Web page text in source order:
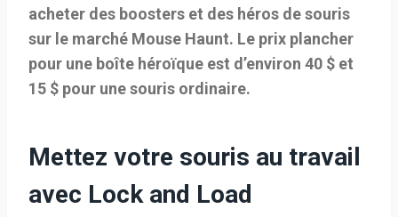
acheter des boosters et des héros de souris
sur le marché Mouse Haunt. Le prix plancher
pour une boîte héroïque est d’environ 40 $ et
15 $ pour une souris ordinaire.
Mettez votre souris au travail
avec Lock and Load